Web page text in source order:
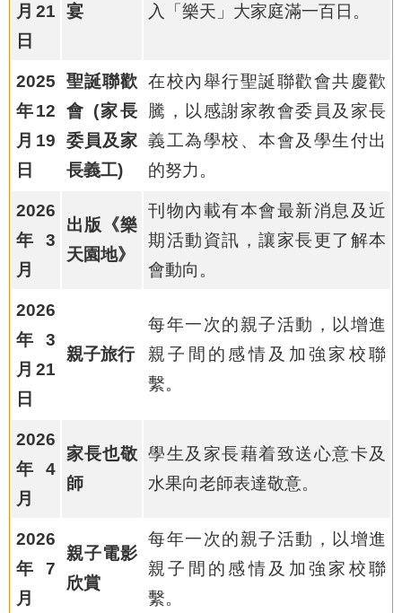
月21
日
宴
入「樂天」大家庭滿一百日。
2025
年12
月19
日
聖誕聯歡
會 (家長
委員及家
長義工)
在校內舉行聖誕聯歡會共慶歡
騰，以感謝家教會委員及家長
義工為學校、本會及學生付出
的努力。
2026
年3
月
出版《樂
天園地》
刊物內載有本會最新消息及近
期活動資訊，讓家長更了解本
會動向。
2026
年3
月21
日
親子旅行
每年一次的親子活動，以增進
親子間的感情及加強家校聯
繫。
2026
年4
月
家長也敬
師
學生及家長藉着致送心意卡及
水果向老師表達敬意。
2026
年7
月
親子電影
欣賞
每年一次的親子活動，以增進
親子間的感情及加強家校聯
繫。